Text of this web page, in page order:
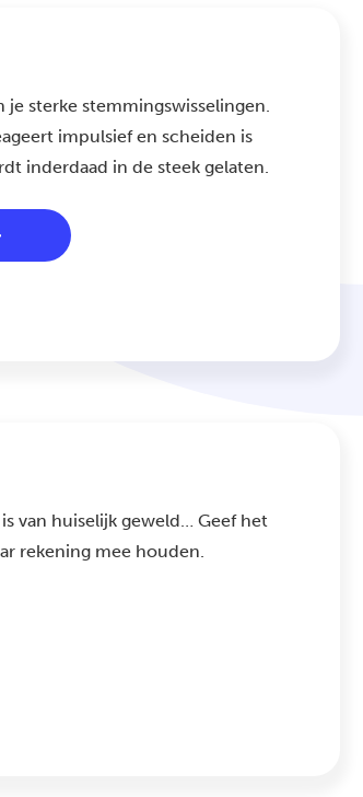
je sterke stemmingswisselingen.
impulsief en scheiden is
inderdaad in de steek gelaten.
van huiselijk geweld… Geef het
rekening mee houden.